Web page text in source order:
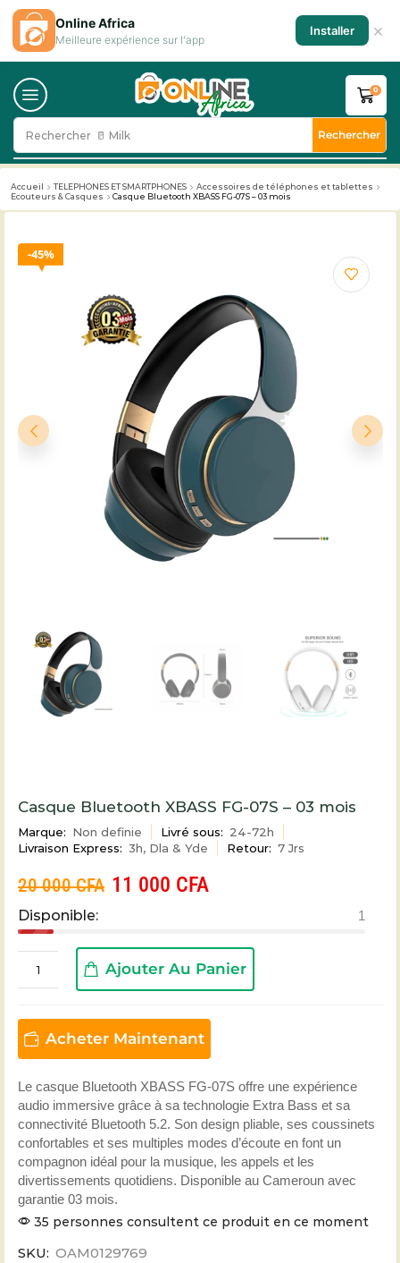
Rechercher 🥛 Milk Rechercher
0
Accueil TELEPHONES ET SMARTPHONES
Accessoires de téléphones et tablettes
Ecouteurs & Casques
Casque Bluetooth XBASS FG-07S – 03 mois
45%
Casque Bluetooth XBASS FG-07S – 03 mois
Marque: Non definie Livré sous: 24-72h
Livraison Express: 3h, Dla & Yde Retour: 7 Jrs
20 000CFA 11 000 CFA
Disponible: 1
Ajouter Au Panier
Acheter Maintenant
Le casque Bluetooth XBASS FG-07S offre une expérience
audio immersive grâce à sa technologie Extra Bass et sa
connectivité Bluetooth 5.2. Son design pliable, ses coussinets
confortables et ses multiples modes d’écoute en font un
compagnon idéal pour la musique, les appels et les
divertissements quotidiens. Disponible au Cameroun avec
garantie 03 mois.
35 personnes consultent ce produit en ce moment
SKU: OAM0129769
Online Africa
Meilleure expérience sur l'app
Installer ×